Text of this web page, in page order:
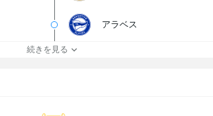
アラベス
続きを見る